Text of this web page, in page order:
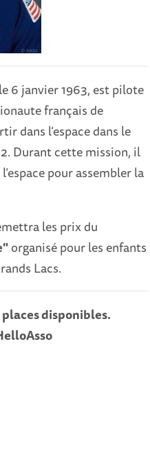
6 janvier 1963, est pilote
français de
dans l’espace dans le
Durant cette mission, il
pour assembler la
les prix du
organisé pour les enfants
Lacs.
disponibles.